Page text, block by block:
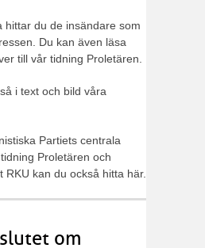
hittar du de insändare som
Du kan även läsa
till vår tidning Proletären.
i text och bild våra
Partiets centrala
Proletären och
RKU kan du också hitta här.
om